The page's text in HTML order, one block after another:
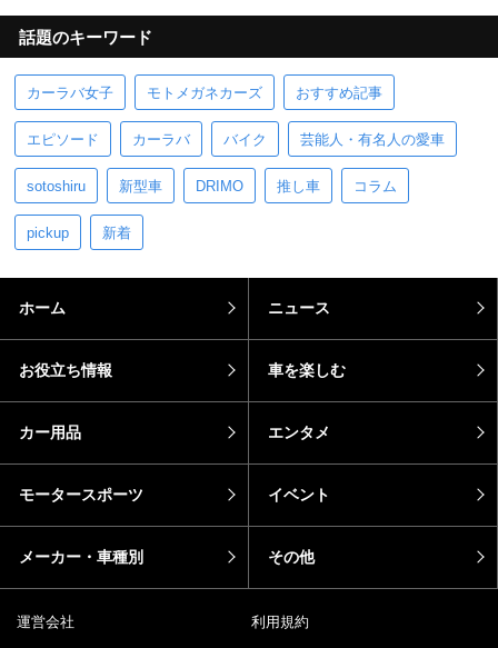
話題のキーワード
カーラバ女子 モトメガネカーズ おすすめ記事
エピソード カーラバ バイク 芸能人・有名人の愛車
sotoshiru 新型車 DRIMO 推し車 コラム
pickup 新着
ホーム ニュース
お役立ち情報 車を楽しむ
カー用品 エンタメ
モータースポーツ イベント
メーカー・車種別 その他
運営会社 利用規約